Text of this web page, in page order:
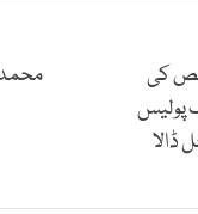
کی
پولیس
ڈالا